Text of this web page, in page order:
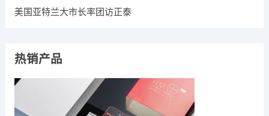
美国亚特兰大市长率团访正泰
热销产品